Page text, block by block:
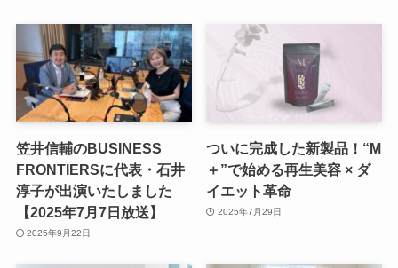
笠井信輔のBUSINESS
FRONTIERSに代表・石井
淳子が出演いたしました
【2025年7月7日放送】
2025年9月22日
ついに完成した新製品！“M
＋”で始める再生美容 × ダ
イエット革命
2025年7月29日